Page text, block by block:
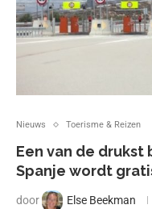
Nieuws Toerisme & Reizen
Een van de
Spanje wordt
door Else Beekman